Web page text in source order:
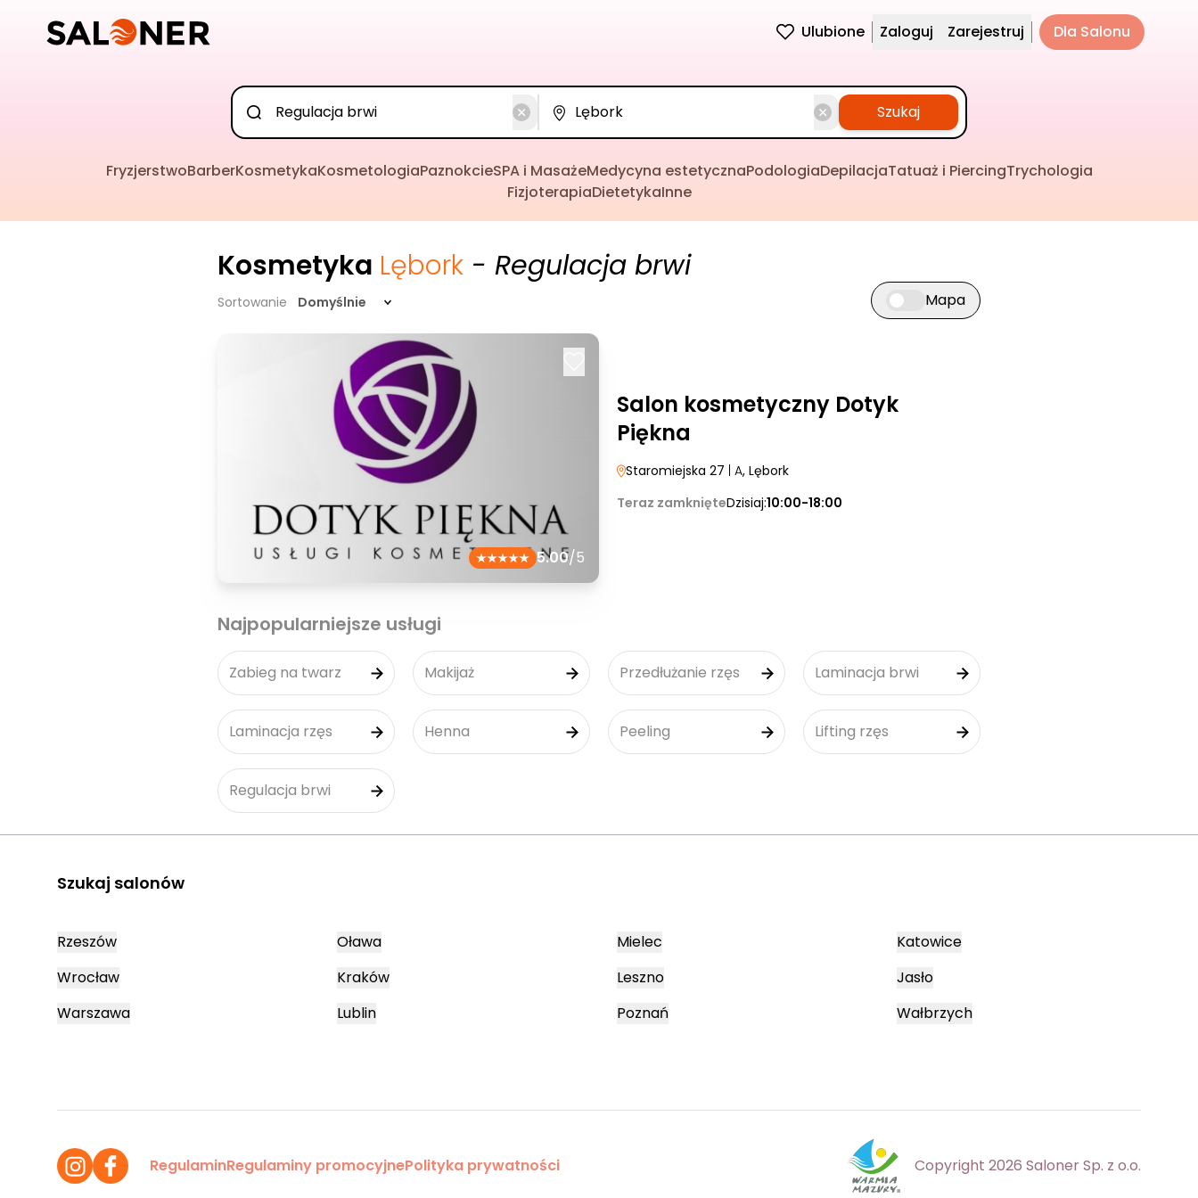
Ulubione Zaloguj Zarejestruj Dla Salonu
Szukaj
FryzjerstwoBarberKosmetykaKosmetologiaPaznokcieSPA i MasażeMedycyna estetycznaPodologiaDepilacjaTatuaż i PiercingTrychologia
FizjoterapiaDietetykaInne
Kosmetyka Lębork - Regulacja brwi
Sortowanie Domyślnie Przełącz widok mapy
Mapa
5.00/5
Salon kosmetyczny Dotyk
Piękna
Staromiejska 27 | A, Lębork
Teraz zamknięteDzisiaj:10:00-18:00
Najpopularniejsze usługi
Zabieg na twarz Makijaż Przedłużanie rzęs Laminacja brwi
Laminacja rzęs Henna Peeling Lifting rzęs
Regulacja brwi
Szukaj salonów
Rzeszów
Wrocław
Warszawa
Oława
Kraków
Lublin
Mielec
Leszno
Poznań
Katowice
Jasło
Wałbrzych
RegulaminRegulaminy promocyjnePolityka prywatności Copyright 2026 Saloner Sp. z o.o.